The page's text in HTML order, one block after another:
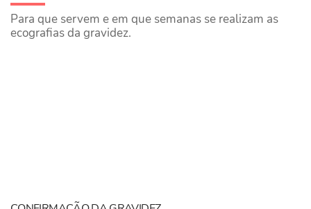
Para que servem e em que semanas se realizam as
ecografias da gravidez.